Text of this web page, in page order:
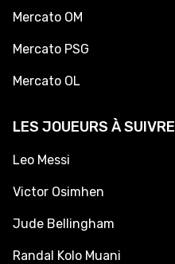
Mercato OM
Mercato PSG
Mercato OL
LES JOUEURS À SUIVRE
Leo Messi
Victor Osimhen
Jude Bellingham
Randal Kolo Muani